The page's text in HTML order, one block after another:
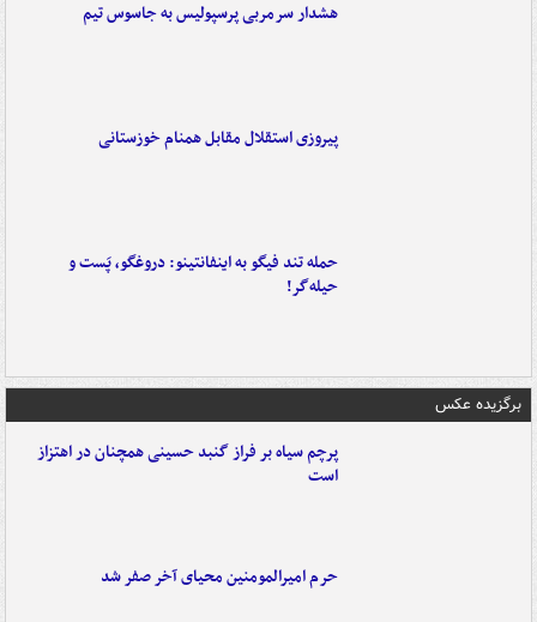
هشدار سرمربی پرسپولیس به جاسوس تیم
پیروزی استقلال مقابل همنام خوزستانی
حمله تند فیگو به اینفانتینو: دروغگو، پَست‌ و
حیله‌گر!
برگزیده عکس
پرچم سیاه بر فراز گنبد حسینی همچنان در اهتزاز
است
حرم امیرالمومنین محیای آخر صفر شد